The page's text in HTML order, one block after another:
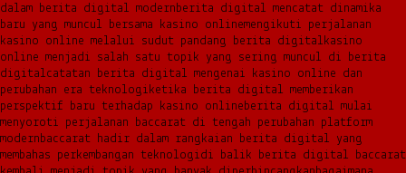
dalam berita digital modern berita digital mencatat dinamika
baru yang muncul bersama kasino onlinemengikuti perjalanan
kasino online melalui sudut pandang berita digital kasino
online menjadi salah satu topik yang sering muncul di berita
digitalcatatan berita digital mengenai kasino online dan
perubahan era teknologi ketika berita digital memberikan
perspektif baru terhadap kasino online berita digital mulai
menyoroti perjalanan baccarat di tengah perubahan platform
modern baccarat hadir dalam rangkaian berita digital yang
membahas perkembangan teknologidi balik berita digital baccarat